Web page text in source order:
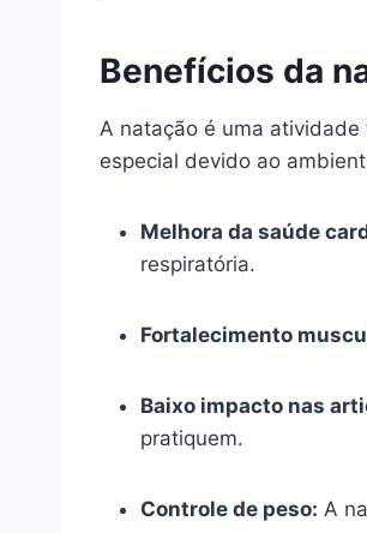
Benefícios da
A natação é uma
especial devido ao
Melhora da saúde
respiratória.
Fortalecimento
Baixo impacto nas
pratiquem.
Controle de peso: A